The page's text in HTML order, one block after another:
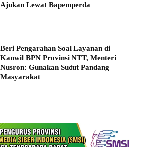
Ajukan Lewat Bapemperda
Beri Pengarahan Soal Layanan di
Kanwil BPN Provinsi NTT, Menteri
Nusron: Gunakan Sudut Pandang
Masyarakat